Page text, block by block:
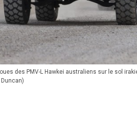
des PMV-L Hawkei australiens sur le sol